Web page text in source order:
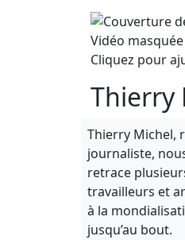
Vidéo
Cliquez pour
Thierry
Thierry Michel,
journaliste,
retrace
travailleurs et
à la
jusqu’au bout.